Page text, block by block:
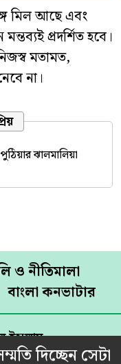
মিল আছে এবং
প্রদর্শিত হবে।
মতামত,
না।
ঝালমালিয়া
ও নীতিমালা
বাংলা কনভাটার
ইসলাম
শামীমদিচ্ছেন সেটা